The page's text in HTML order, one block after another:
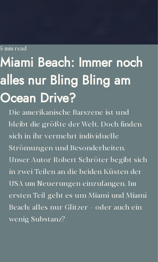
Miami Beach: Immer noch
alles nur Bling Bling am
Ocean Drive?
5 min read
Die amerikanische Barszene ist und
bleibt die größte der Welt. Doch finden
sich in ihr vermehrt individuelle
Strömungen und Besonderheiten.
Unser Autor Robert Schröter begibt sich
in zwei Teilen an die beiden Küsten der
USA um Neuerungen einzufangen. Im
ersten Teil geht es um Miami und Miami
Beach: alles nur Glitzer - oder auch ein
wenig Substanz?